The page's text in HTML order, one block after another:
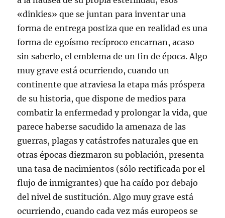
«dinkies» que se juntan para inventar una
forma de entrega postiza que en realidad es una
forma de egoísmo recíproco encarnan, acaso
sin saberlo, el emblema de un fin de época. Algo
muy grave está ocurriendo, cuando un
continente que atraviesa la etapa más próspera
de su historia, que dispone de medios para
combatir la enfermedad y prolongar la vida, que
parece haberse sacudido la amenaza de las
guerras, plagas y catástrofes naturales que en
otras épocas diezmaron su población, presenta
una tasa de nacimientos (sólo rectificada por el
flujo de inmigrantes) que ha caído por debajo
del nivel de sustitución. Algo muy grave está
ocurriendo, cuando cada vez más europeos se